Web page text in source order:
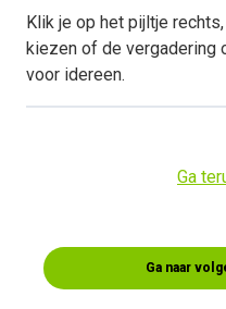
Klik je op het pijltje
kiezen of de vergadering
voor idereen.
Ga
Ga naar